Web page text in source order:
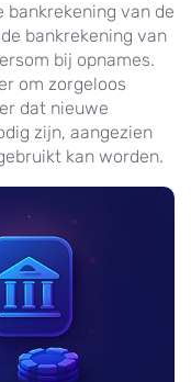
van de
bankrekening van
bij opnames.
om zorgeloos
dat nieuwe
zijn, aangezien
kan worden.